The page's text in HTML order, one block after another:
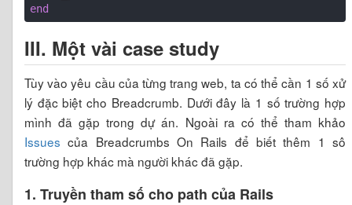
end
III. Một vài case study
Tùy vào yêu cầu của từng trang web, ta có thể cần 1 số xử
lý đặc biệt cho Breadcrumb. Dưới đây là 1 số trường hợp
mình đã gặp trong dự án. Ngoài ra có thể tham khảo
Issues của Breadcrumbs On Rails để biết thêm 1 sô
trường hợp khác mà người khác đã gặp.
1. Truyền tham số cho path của Rails